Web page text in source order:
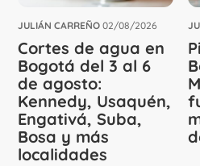
JULIÁN CARREÑO 02/08/2026
Cortes de agua en
Bogotá del 3 al 6
de agosto:
Kennedy, Usaquén,
Engativá, Suba,
Bosa y más
localidades